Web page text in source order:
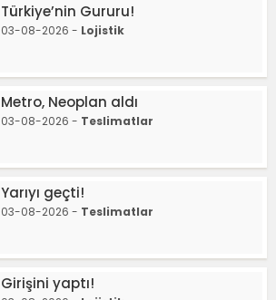
Türkiye’nin Gururu!
03-08-2026 - Lojistik
Metro, Neoplan aldı
03-08-2026 - Teslimatlar
Yarıyı geçti!
03-08-2026 - Teslimatlar
Girişini yaptı!